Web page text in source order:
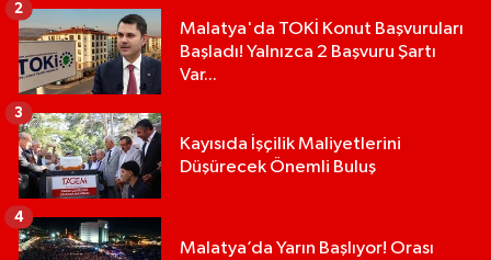
Malatya'da TOKİ Konut Başvuruları
Başladı! Yalnızca 2 Başvuru Şartı
Var...
2
Kayısıda İşçilik Maliyetlerini
Düşürecek Önemli Buluş
3
Malatya’da Yarın Başlıyor! Orası
4